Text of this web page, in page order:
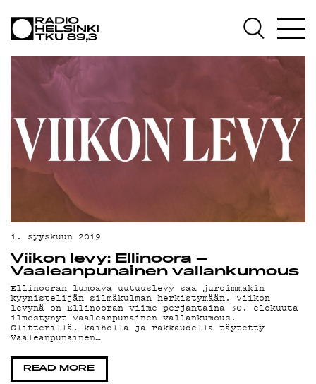
1. syyskuun 2019
Viikon levy: Ellinoora –
Vaaleanpunainen vallankumous
Ellinooran lumoava uutuuslevy saa juroimmakin
kyynistelijän silmäkulman herkistymään. Viikon
levynä on Ellinooran viime perjantaina 30. elokuuta
ilmestynyt Vaaleanpunainen vallankumous.
Glitterillä, kaiholla ja rakkaudella täytetty
Vaaleanpunainen…
READ MORE